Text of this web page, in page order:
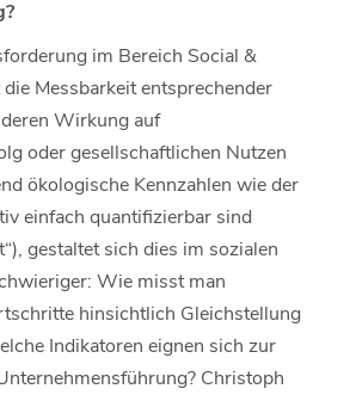
im Bereich Social &
Messbarkeit entsprechender
Wirkung auf
oder gesellschaftlichen Nutzen
ökologische Kennzahlen wie der
einfach quantifizierbar sind
gestaltet sich dies im sozialen
Wie misst man
hinsichtlich Gleichstellung
Indikatoren eignen sich zur
Christoph